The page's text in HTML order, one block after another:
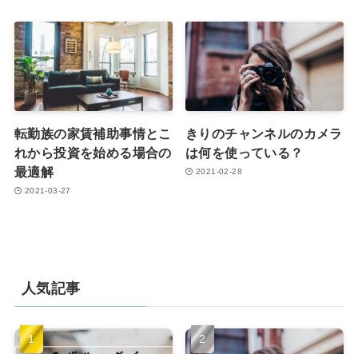
転勤族の家賃補助事情とこ
れから投資を始める場合の
最適解
2021-03-27
きりのチャンネルのカメラ
は何を使っている？
2021-02-28
人気記事